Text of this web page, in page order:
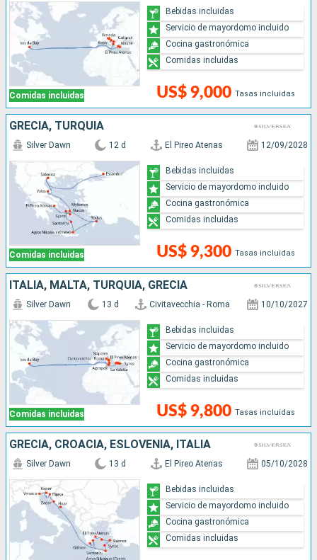
Comidas incluidas US$ 9,000 Tasas incluidas
Bebidas incluidas
Servicio de mayordomo incluido
Cocina gastronómica
Comidas incluidas
GRECIA, TURQUÍA
Comidas incluidas
Silver Dawn 12 d El Pireo Atenas 12/09/2028
US$ 9,300 Tasas incluidas
Bebidas incluidas
Servicio de mayordomo incluido
Cocina gastronómica
Comidas incluidas
ITALIA, MALTA, TURQUÍA, GRECIA
Comidas incluidas
Silver Dawn 13 d Civitavecchia - Roma 10/10/2027
US$ 9,800 Tasas incluidas
Bebidas incluidas
Servicio de mayordomo incluido
Cocina gastronómica
Comidas incluidas
GRECIA, CROACIA, ESLOVENIA, ITALIA
Silver Dawn 13 d El Pireo Atenas 05/10/2028
Bebidas incluidas
Servicio de mayordomo incluido
Cocina gastronómica
Comidas incluidas